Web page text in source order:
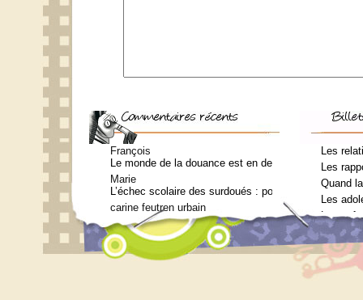
François
Le monde de la douance est en deuil : Jean-Charles
Marie
L’échec scolaire des surdoués : pourquoi ? (Journal
carine feutren urbain
Petit lexique en lien avec le surdouement à l’usage
Marie
Qui consulter pour un bilan psychométrique ?
Siouplet
Qui consulter pour un bilan psychométrique ?
Les
Les
Quand
Les
Les